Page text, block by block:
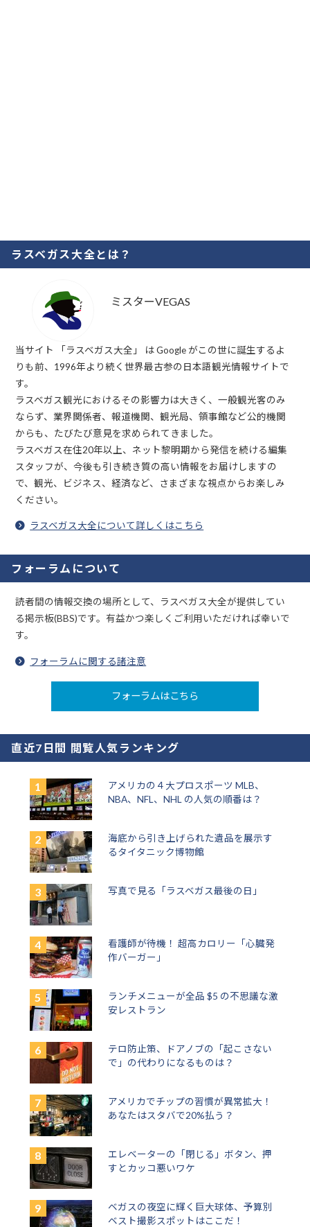
ラスベガス大全とは？
ミスターVEGAS
当サイト 「ラスベガス大全」 は Google がこの世に誕生するよ
りも前、1996年より続く世界最古参の日本語観光情報サイトで
す。
ラスベガス観光におけるその影響力は大きく、一般観光客のみ
ならず、業界関係者、報道機関、観光局、領事館など公的機関
からも、たびたび意見を求められてきました。
ラスベガス在住20年以上、ネット黎明期から発信を続ける編集
スタッフが、今後も引き続き質の高い情報をお届けしますの
で、観光、ビジネス、経済など、さまざまな視点からお楽しみ
ください。
ラスベガス大全について詳しくはこちら
フォーラムについて
読者間の情報交換の場所として、ラスベガス大全が提供してい
る掲示板(BBS)です。有益かつ楽しくご利用いただければ幸いで
す。
フォーラムに関する諸注意
フォーラムはこちら
直近7日間 閲覧人気ランキング
アメリカの４大プロスポーツ MLB、
NBA、NFL、NHL の人気の順番は？
海底から引き上げられた遺品を展示す
るタイタニック博物館
写真で見る「ラスベガス最後の日」
看護師が待機！ 超高カロリー「心臓発
作バーガー」
ランチメニューが全品 $5 の不思議な激
安レストラン
テロ防止策、ドアノブの「起こさない
で」の代わりになるものは？
アメリカでチップの習慣が異常拡大！
あなたはスタバで20%払う？
エレベーターの「閉じる」ボタン、押
すとカッコ悪いワケ
ベガスの夜空に輝く巨大球体、予算別
ベスト撮影スポットはここだ！